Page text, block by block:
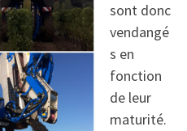
sont donc
vendangé
s en
fonction
de leur
maturité.